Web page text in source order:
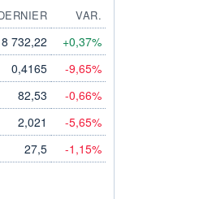
VAR.
8 732,22 +0,37%
0,4165 -9,65%
82,53 -0,66%
2,021 -5,65%
27,5 -1,15%